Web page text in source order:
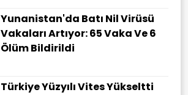
Yunanistan'da Batı Nil Virüsü
Vakaları Artıyor: 65 Vaka Ve 6
Ölüm Bildirildi
Türkiye Yüzyılı Vites Yükseltti